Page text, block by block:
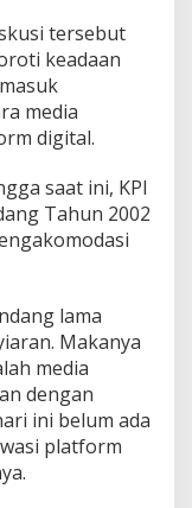
tersebut
keadaan
media
digital.
saat ini, KPI
Tahun 2002
lama
Makanya
media
dengan
ini belum ada
platform